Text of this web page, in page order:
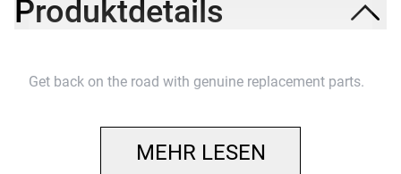
Produktdetails
Get back on the road with genuine replacement parts.
MEHR LESEN